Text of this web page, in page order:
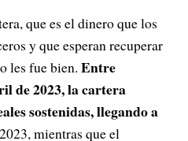
que es el dinero que los
y que esperan recuperar
les fue bien. Entre
de 2023, la cartera
sostenidas, llegando a
mientras que el